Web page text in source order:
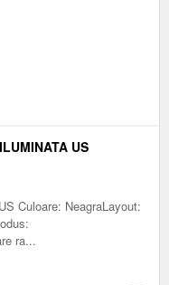
US
Culoare: NeagraLayout:
ra...